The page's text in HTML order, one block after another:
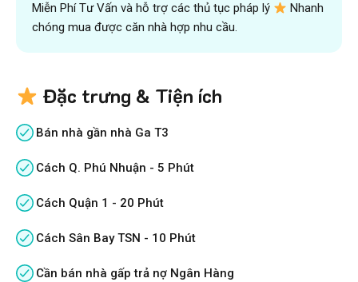
Miễn Phí Tư Vấn và hỗ trợ các thủ tục pháp lý
Nhanh
chóng mua được căn nhà hợp nhu cầu.
Đặc trưng & Tiện ích
Bán nhà gần nhà Ga T3
Cách Q. Phú Nhuận - 5 Phút
Cách Quận 1 - 20 Phút
Cách Sân Bay TSN - 10 Phút
Cần bán nhà gấp trả nợ Ngân Hàng